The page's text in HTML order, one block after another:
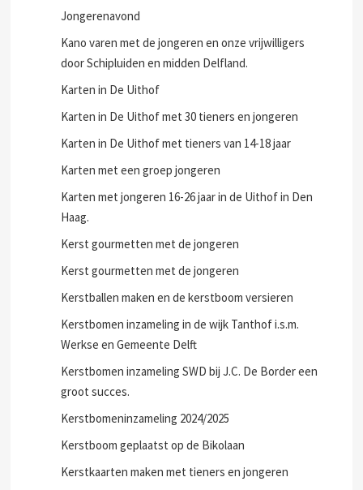
Jongerenavond
Kano varen met de jongeren en onze vrijwilligers
door Schipluiden en midden Delfland.
Karten in De Uithof
Karten in De Uithof met 30 tieners en jongeren
Karten in De Uithof met tieners van 14-18 jaar
Karten met een groep jongeren
Karten met jongeren 16-26 jaar in de Uithof in Den
Haag.
Kerst gourmetten met de jongeren
Kerst gourmetten met de jongeren
Kerstballen maken en de kerstboom versieren
Kerstbomen inzameling in de wijk Tanthof i.s.m.
Werkse en Gemeente Delft
Kerstbomen inzameling SWD bij J.C. De Border een
groot succes.
Kerstbomeninzameling 2024/2025
Kerstboom geplaatst op de Bikolaan
Kerstkaarten maken met tieners en jongeren